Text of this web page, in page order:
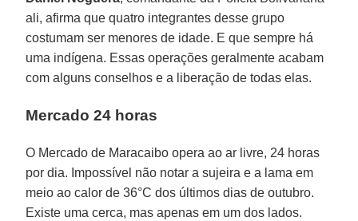
ali, afirma que quatro integrantes desse grupo
costumam ser menores de idade. E que sempre há
uma indígena. Essas operações geralmente acabam
com alguns conselhos e a liberação de todas elas.
Mercado 24 horas
O Mercado de Maracaibo opera ao ar livre, 24 horas
por dia. Impossível não notar a sujeira e a lama em
meio ao calor de 36°C dos últimos dias de outubro.
Existe uma cerca, mas apenas em um dos lados.